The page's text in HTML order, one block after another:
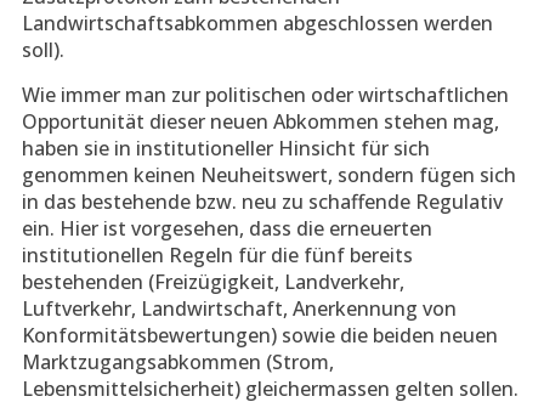
Landwirtschaftsabkommen abgeschlossen werden
soll).
Wie immer man zur politischen oder wirtschaftlichen
Opportunität dieser neuen Abkommen stehen mag,
haben sie in institutioneller Hinsicht für sich
genommen keinen Neuheitswert, sondern fügen sich
in das bestehende bzw. neu zu schaffende Regulativ
ein. Hier ist vorgesehen, dass die erneuerten
institutionellen Regeln für die fünf bereits
bestehenden (Freizügigkeit, Landverkehr,
Luftverkehr, Landwirtschaft, Anerkennung von
Konformitätsbewertungen) sowie die beiden neuen
Marktzugangsabkommen (Strom,
Lebensmittelsicherheit) gleichermassen gelten sollen.